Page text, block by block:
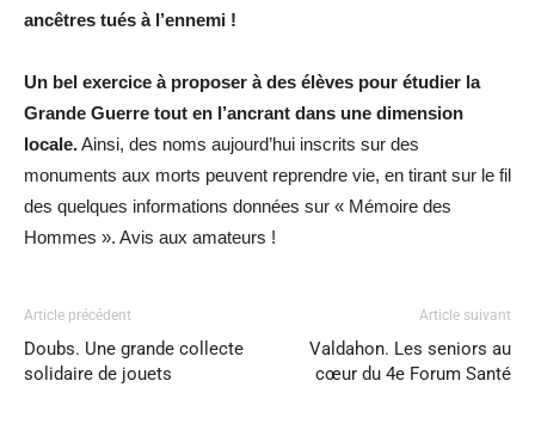
ancêtres tués à l’ennemi !
Un bel exercice à proposer à des élèves pour étudier la
Grande Guerre tout en l’ancrant dans une dimension
locale.Ainsi, des noms aujourd’hui inscrits sur des
monuments aux morts peuvent reprendre vie, en tirant sur le fil
des quelques informations données sur « Mémoire des
Hommes ». Avis aux amateurs !
Article précédent
Doubs. Une grande collecte
solidaire de jouets
Article suivant
Valdahon. Les seniors au
cœur du 4e Forum Santé